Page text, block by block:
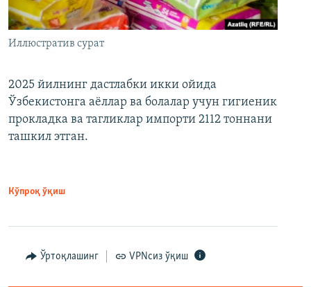
Иллюстратив сурат
2025 йилнинг дастлабки икки ойида
Ўзбекистонга аёллар ва болалар учун гигиеник
прокладка ва тагликлар импорти 2112 тоннани
ташкил этган.
Кўпроқ ўқиш
Ўртоқлашинг VPNсиз ўқиш